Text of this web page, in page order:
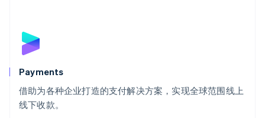
Payments
借助为各种企业打造的支付解决方案，实现全球范围线上
线下收款。
English
斯洛文尼亚
泰国
ไทยEnglish
希腊
English